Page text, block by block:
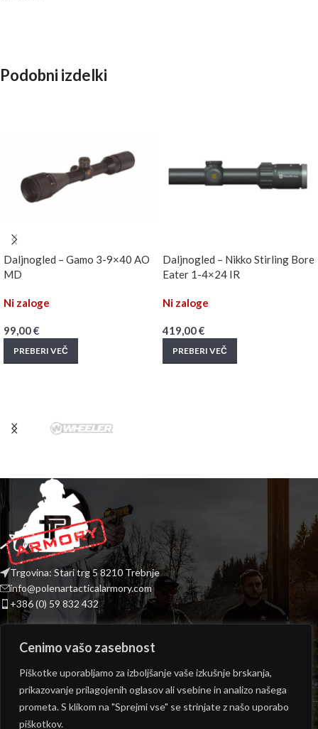
Cenimo vašo zasebnost
Piškotke uporabljamo za izboljšanje vaše izkušnje brskanja,
prikazovanje prilagojenih oglasov ali vsebine in analizo našega
prometa. S klikom na "Sprejmi vse" se strinjate z našo uporabo
piškotkov.
Podobni izdelki
Daljnogled – Gamo 3-9×40 AO
MD
Ni zaloge
99,00€
PREBERI VEČ
Daljnogled – Nikko Stirling Bore
Eater 1-4×24 IR
Ni zaloge
419,00€
PREBERI VEČ
Trgovina: Stari trg 5 8210 Trebnje
info@polenartacticalarmory.com
+386 (0) 59 832 432
ODPIRALNI ČAS TRGOVINE
Copyright © 2026 Polenar Tactical- Izvedba:epicmedia.si